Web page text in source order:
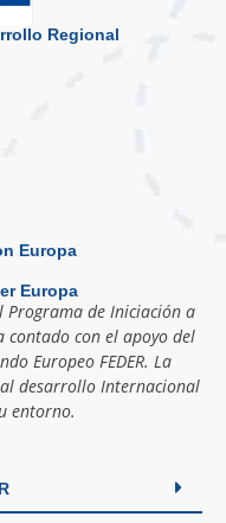
Regional
Europa
Europa
de Iniciación a
contado con el apoyo del
Europeo FEDER. La
desarrollo Internacional
entorno.